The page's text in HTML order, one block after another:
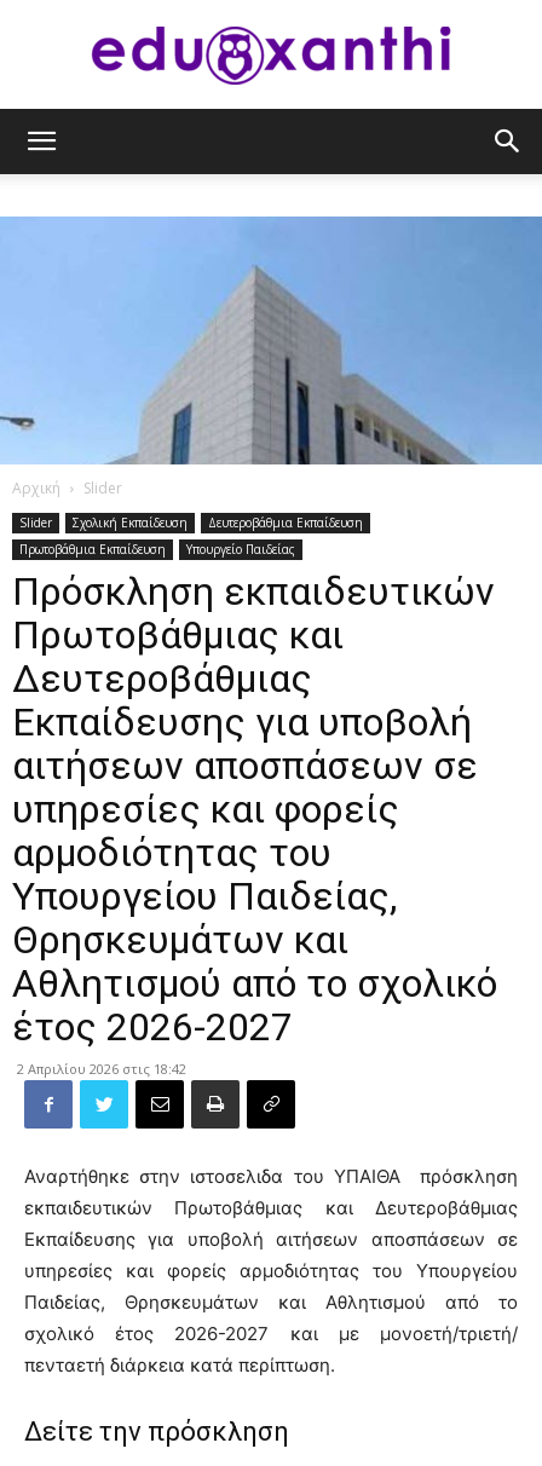
Αρχική Slider
Slider Σχολική Εκπαίδευση
Δευτεροβάθμια Εκπαίδευση
Πρωτοβάθμια Εκπαίδευση
Υπουργείο Παιδείας
Πρόσκληση εκπαιδευτικών
Πρωτοβάθμιας και
Δευτεροβάθμιας
Εκπαίδευσης για υποβολή
αιτήσεων αποσπάσεων σε
υπηρεσίες και φορείς
αρμοδιότητας του
Υπουργείου Παιδείας,
Θρησκευμάτων και
Αθλητισμού από το σχολικό
έτος 2026-2027
2 Απριλίου 2026 στις 18:42
Αναρτήθηκε στην ιστοσελιδα του ΥΠΑΙΘΑ πρόσκληση
εκπαιδευτικών Πρωτοβάθμιας και Δευτεροβάθμιας
Εκπαίδευσης για υποβολή αιτήσεων αποσπάσεων σε
υπηρεσίες και φορείς αρμοδιότητας του Υπουργείου
Παιδείας, Θρησκευμάτων και Αθλητισμού από το
σχολικό έτος 2026-2027 και με μονοετή/τριετή/
πενταετή διάρκεια κατά περίπτωση.
Δείτε την πρόσκληση